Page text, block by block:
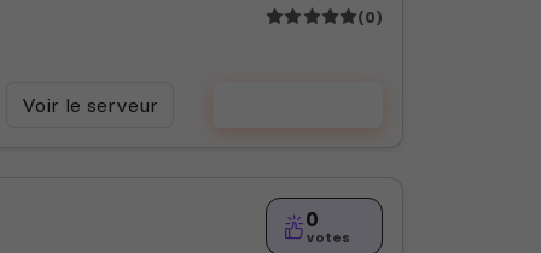
(0)
Voir le serveur
0
votes